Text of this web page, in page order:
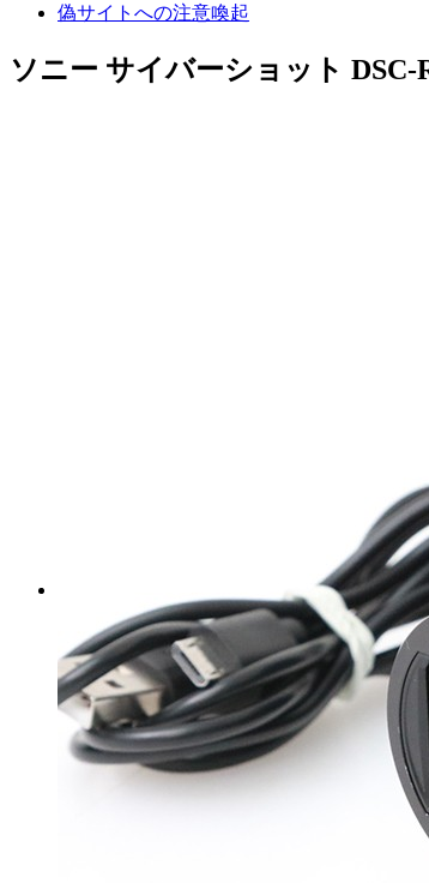
偽サイトへの注意喚起
ソニー サイバーショット DSC-